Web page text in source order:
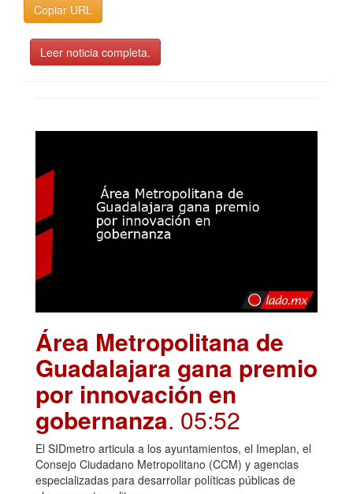
Copiar URL
Leer noticia completa.
Área Metropolitana de
Guadalajara gana premio
por innovación en
gobernanza. 05:52
El SIDmetro articula a los ayuntamientos, el Imeplan, el
Consejo Ciudadano Metropolitano (CCM) y agencias
especializadas para desarrollar políticas públicas de